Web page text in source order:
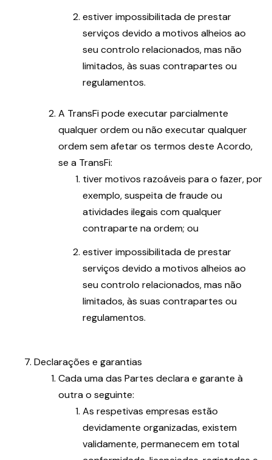
estiver impossibilitada de prestar
serviços devido a motivos alheios ao
seu controlo relacionados, mas não
limitados, às suas contrapartes ou
regulamentos.
A TransFi pode executar parcialmente
qualquer ordem ou não executar qualquer
ordem sem afetar os termos deste Acordo,
se a TransFi:
tiver motivos razoáveis para o fazer, por
exemplo, suspeita de fraude ou
atividades ilegais com qualquer
contraparte na ordem; ou
estiver impossibilitada de prestar
serviços devido a motivos alheios ao
seu controlo relacionados, mas não
limitados, às suas contrapartes ou
regulamentos.
Declarações e garantias
Cada uma das Partes declara e garante à
outra o seguinte:
As respetivas empresas estão
devidamente organizadas, existem
validamente, permanecem em total